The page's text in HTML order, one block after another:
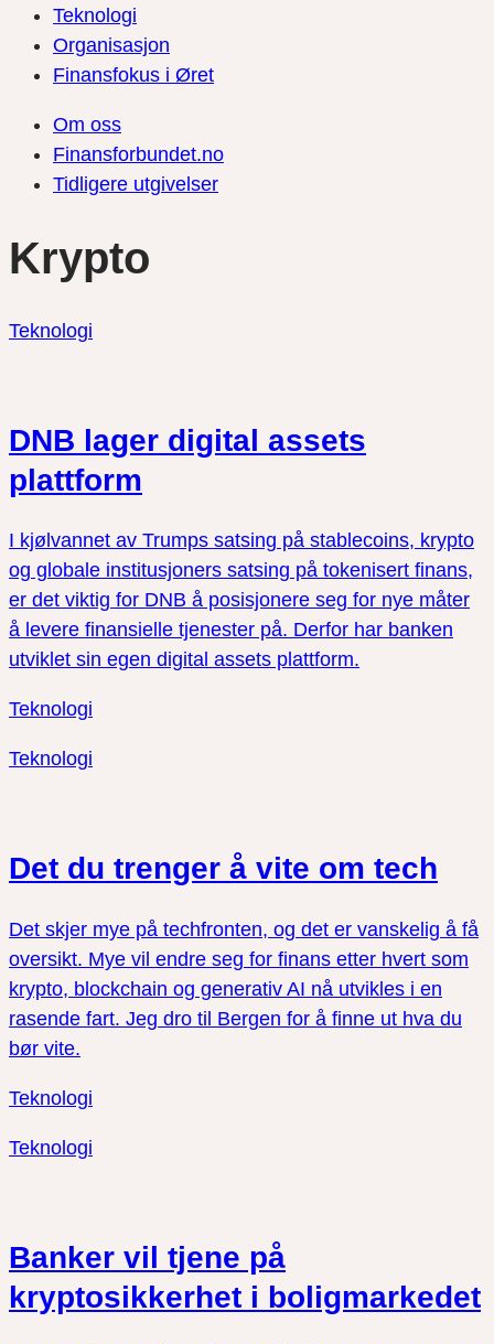
Teknologi
Organisasjon
Finansfokus i Øret
Om oss
Finansforbundet.no
Tidligere utgivelser
Krypto
Teknologi
DNB lager digital assets
plattform
I kjølvannet av Trumps satsing på stablecoins, krypto
og globale institusjoners satsing på tokenisert finans,
er det viktig for DNB å posisjonere seg for nye måter
å levere finansielle tjenester på. Derfor har banken
utviklet sin egen digital assets plattform.
Teknologi
Teknologi
Det du trenger å vite om tech
Det skjer mye på techfronten, og det er vanskelig å få
oversikt. Mye vil endre seg for finans etter hvert som
krypto, blockchain og generativ AI nå utvikles i en
rasende fart. Jeg dro til Bergen for å finne ut hva du
bør vite.
Teknologi
Teknologi
Banker vil tjene på
kryptosikkerhet i boligmarkedet